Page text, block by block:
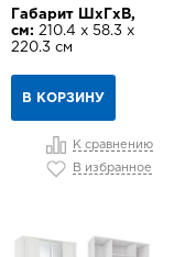
Габарит ШхГхВ,
см: 210.4 х 58.3 х
220.3 см
В КОРЗИНУ
К сравнению
В избранное